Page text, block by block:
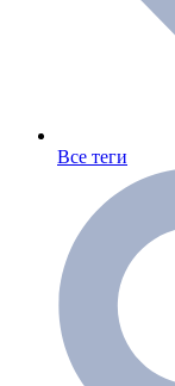
Все теги